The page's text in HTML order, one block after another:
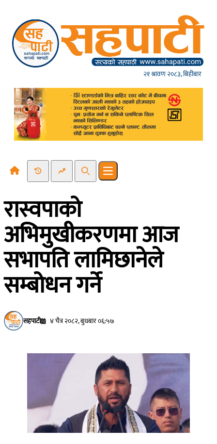
२१ श्रावण २०८३, बिहीबार
Recent NewsTrending News
SearchOpen main menu
रास्वपाको
अभिमुखीकरणमा आज
सभापति लामिछानेले
सम्बोधन गर्ने
सहपाटी ४ चैत्र २०८२, बुधबार ०६:५७